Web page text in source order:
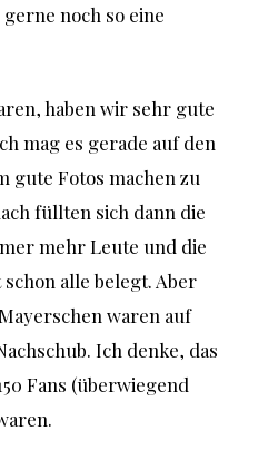
noch so eine
haben wir sehr gute
mag es gerade auf den
gute Fotos machen zu
füllten sich dann die
mehr Leute und die
alle belegt. Aber
waren auf
Ich denke, das
Fans (überwiegend